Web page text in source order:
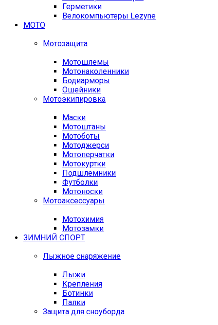
Герметики
Велокомпьютеры Lezyne
МОТО
Мотозащита
Мотошлемы
Мотонаколенники
Бодиарморы
Ошейники
Мотоэкипировка
Маски
Мотоштаны
Мотоботы
Мотоджерси
Мотоперчатки
Мотокуртки
Подшлемники
Футболки
Мотоноски
Мотоаксессуары
Мотохимия
Мотозамки
ЗИМНИЙ СПОРТ
Лыжное снаряжение
Лыжи
Крепления
Ботинки
Палки
Защита для сноуборда